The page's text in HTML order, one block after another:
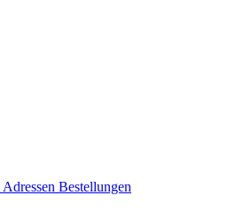
Adressen Bestellungen